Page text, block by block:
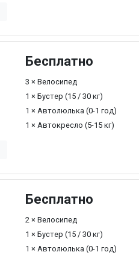
Бесплатно
3 × Велосипед
1 × Бустер (15 / 30 кг)
1 × Автолюлька (0-1 год)
1 × Автокресло (5-15 кг)
Бесплатно
2 × Велосипед
1 × Бустер (15 / 30 кг)
1 × Автолюлька (0-1 год)